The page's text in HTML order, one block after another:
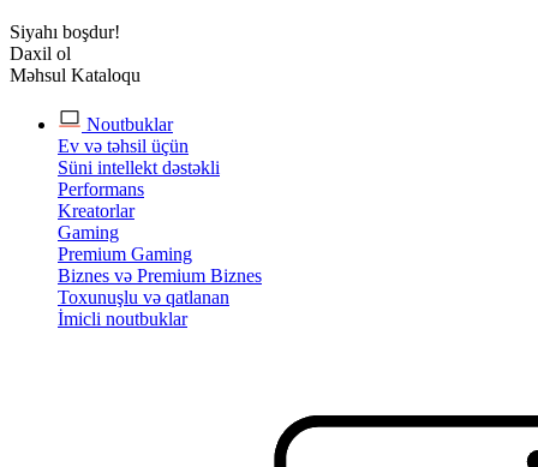
Siyahı boşdur!
Daxil ol
Məhsul Kataloqu
Noutbuklar
Ev və təhsil üçün
Süni intellekt dəstəkli
Performans
Kreatorlar
Gaming
Premium Gaming
Biznes və Premium Biznes
Toxunuşlu və qatlanan
İmicli noutbuklar